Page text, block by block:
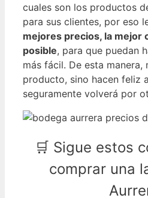
cuales son los productos
para sus clientes, por eso
mejores precios, la mejor
posible, para que puedan
más fácil. De esta manera,
producto, sino hacen feliz
seguramente volverá por
🛒 Sigue estos
comprar una